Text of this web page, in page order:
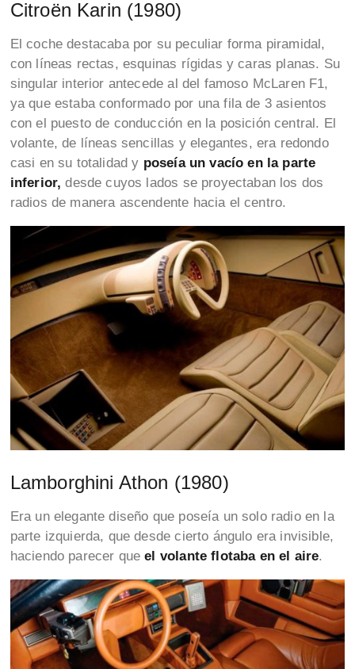
Citroën Karin (1980)
El coche destacaba por su peculiar forma piramidal,
con líneas rectas, esquinas rígidas y caras planas. Su
singular interior antecede al del famoso McLaren F1,
ya que estaba conformado por una fila de 3 asientos
con el puesto de conducción en la posición central. El
volante, de líneas sencillas y elegantes, era redondo
casi en su totalidad y poseía un vacío en la parte
inferior, desde cuyos lados se proyectaban los dos
radios de manera ascendente hacia el centro.
Lamborghini Athon (1980)
Era un elegante diseño que poseía un solo radio en la
parte izquierda, que desde cierto ángulo era invisible,
haciendo parecer queel volante flotaba en el aire.